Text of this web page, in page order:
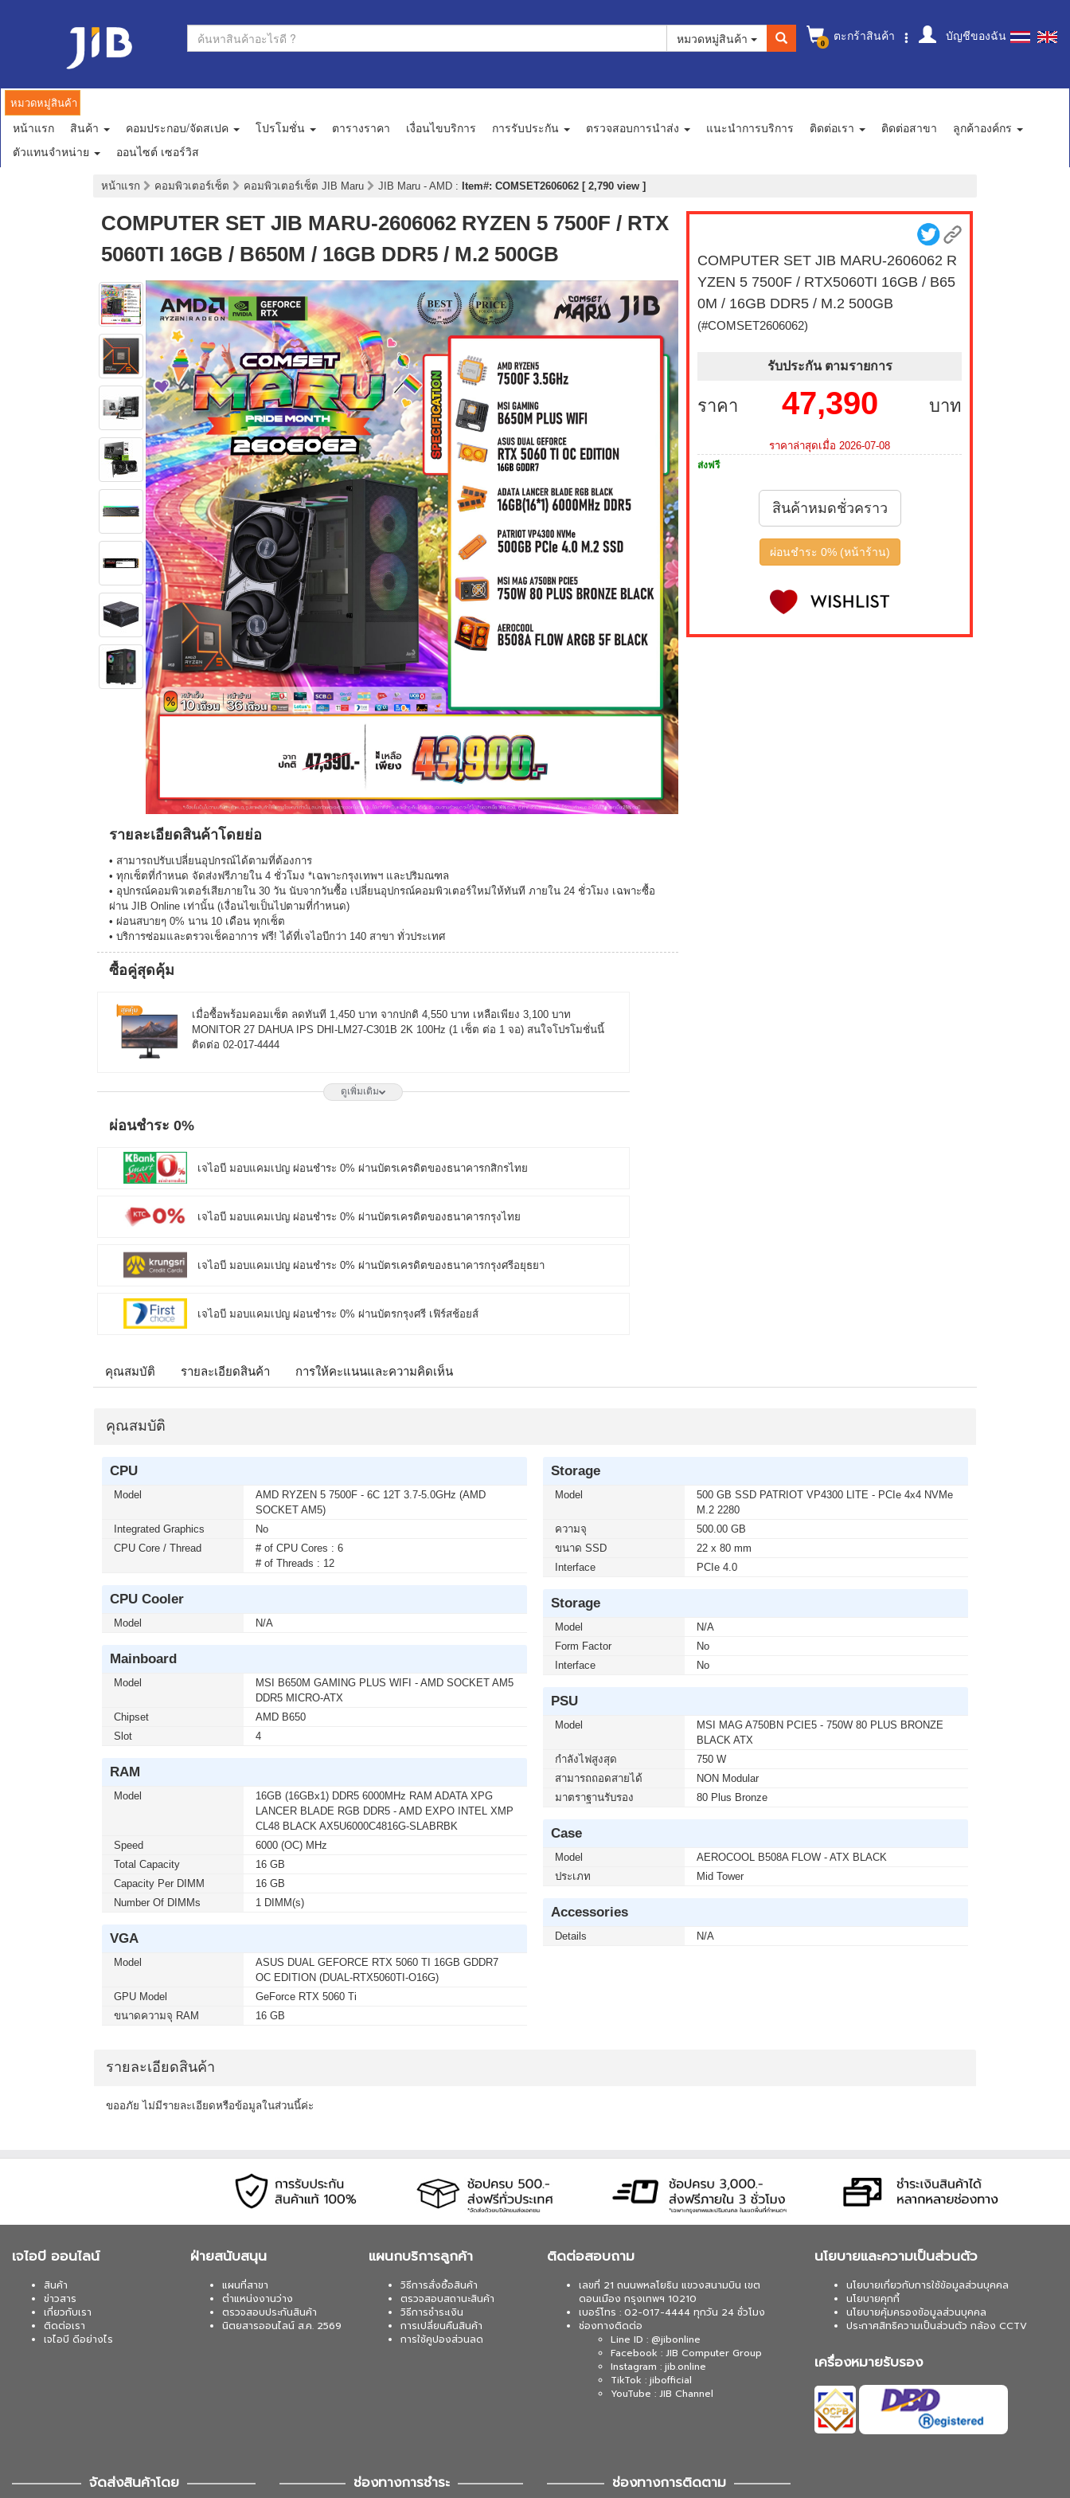
0 ตะกร้าสินค้า บัญชีของฉัน
หมวดหมู่สินค้า
หมวดหมู่สินค้า
หน้าแรก สินค้า คอมประกอบ/จัดสเปค โปรโมชั่น ตารางราคา เงื่อนไขบริการ การรับประกัน ตรวจสอบการนำส่ง แนะนำการบริการ ติดต่อเรา ติดต่อสาขา
ลูกค้าองค์กร
ตัวแทนจำหน่าย
ออนไซต์ เซอร์วิส
หน้าแรก คอมพิวเตอร์เซ็ต คอมพิวเตอร์เซ็ต JIB Maru JIB Maru - AMD : Item#: COMSET2606062 [ 2,790 view ]
COMPUTER SET JIB MARU-2606062 RYZEN 5 7500F / RTX
5060TI 16GB / B650M / 16GB DDR5 / M.2 500GB
รายละเอียดสินค้าโดยย่อ
• สามารถปรับเปลี่ยนอุปกรณ์ได้ตามที่ต้องการ
• ทุกเซ็ตที่กำหนด จัดส่งฟรีภายใน 4 ชั่วโมง *เฉพาะกรุงเทพฯ และปริมณฑล
• อุปกรณ์คอมพิวเตอร์เสียภายใน 30 วัน นับจากวันซื้อ เปลี่ยนอุปกรณ์คอมพิวเตอร์ใหม่ให้ทันที ภายใน 24 ชั่วโมง เฉพาะซื้อ
ผ่าน JIB Online เท่านั้น (เงื่อนไขเป็นไปตามที่กำหนด)
• ผ่อนสบายๆ 0% นาน 10 เดือน ทุกเซ็ต
• บริการซ่อมและตรวจเช็คอาการ ฟรี! ได้ที่เจไอบีกว่า 140 สาขา ทั่วประเทศ
ซื้อคู่สุดคุ้ม
เมื่อซื้อพร้อมคอมเซ็ต ลดทันที 1,450 บาท จากปกติ 4,550 บาท เหลือเพียง 3,100 บาท
MONITOR 27 DAHUA IPS DHI-LM27-C301B 2K 100Hz (1 เซ็ต ต่อ 1 จอ) สนใจโปรโมชั่นนี้
ติดต่อ 02-017-4444
เมื่อซื้อพร้อมคอมเซ็ต ลดทันที 1,750 บาท จากปกติ 6,650 บาท เหลือเพียง 4,900 บาท
ติดต่อ 02-017-4444
โมชั่นนี้ ติดต่อ 02-017-4444
บริการ Onsite Service ติดตั้งคอมพิวเตอร์ถึงบ้านคุณ เมื่อซื้อพร้อมคอมเซ็ต ลดทันที 200 บาท
เมื่อซื้อพร้อมคอมเซ็ต ลดทันที 790 บาท จากปกติ 3,590 บาท เหลือเพียง 2,800 บาท
MONITOR 27 MSI IPS PRO MP273L E14 144Hz FREESYNC (1 เซ็ต ต่อ 1 จอ) สนใจโปร
MONITOR 24.5 GIGABYTE IPS GS25F2A SPEAKERS 240Hz (1 เซ็ต ต่อ 1 จอ) สนใจโปร
เมื่อซื้อพร้อมคอมเซ็ต ลดทันที 4,000 บาท จากปกติ 9,900 บาท เหลือเพียง 5,900 บาท
MONITOR 32 SAMSUNG IPS G5 G50F LS32FG502EEXXT 2K 180Hz G-SYNC-COM (1
เซ็ต ต่อ 1 จอ) สนใจโปรโมชั่นนี้ ติดต่อ 02-017-4444
เมื่อซื้อพร้อมคอมเซ็ต ลดทันที 50 บาท จากปกติ 740 บาท เหลือเพียง 690 บาท
เมื่อซื้อพร้อมคอมเซ็ต ลดทันที 400 บาท จากปกติ 4,090 บาท เหลือเพียง 3,690 บาท
MICROSOFT WINDOWS 11 HOME 64bit Eng Intl 1pk DSP OEI DVD (KW9-00632)(1 เซ็ต
ต่อ 1 อัน) สนใจโปรโมชั่นนี้ ติดต่อ 02-017-4444
เมื่อซื้อพร้อมคอมเซ็ต ลดทันที 400 บาท จากปกติ 4,790 บาท เหลือเพียง 4,390 บาท
MICROSOFT WINDOWS 11 HOME (ENG / 64 BIT / FPP / USB / HAJ-00090) (1 เซ็ต ต่อ 1
อัน) สนใจโปรโมชั่นนี้ ติดต่อ 02-017-4444
เมื่อซื้อพร้อมคอมเซ็ต ลดทันที 750 บาท จากปกติ 5,990 บาท เหลือเพียง 5,240 บาท UPS
SYNDOME (ECO II-2200-LCD) 2000VA/1200WATT(1 เซ็ต ต่อ 1 อัน) สนใจโปรโมชั่นนี้
เมื่อซื้อพร้อมคอมเซ็ต ลดทันที 740 บาท จากปกติ 6,990 บาท เหลือเพียง 6,250 บาท UPS
เมื่อซื้อพร้อมคอมเซ็ต ลดทันที 160 บาท จากปกติ 1,690 บาท เหลือเพียง 1,530 บาท UPS
SYNDOME (ATOM-850-LED) 850VA/360WATT (1 เซ็ต ต่อ 1 อัน) สนใจโปรโมชั่นนี้ ติดต่อ
02-017-4444
SYNDOME (ECO II 1500 LCD) 1500VA/900WATT (1 เซ็ต ต่อ 1 อัน) สนใจโปรโมชั่นนี้ ติดต่อ
ดูเพิ่มเติม
ผ่อนชำระ 0%
เจไอบี มอบแคมเปญ ผ่อนชำระ 0% ผ่านบัตรเครดิตของธนาคารกสิกรไทย
เจไอบี มอบแคมเปญ ผ่อนชำระ 0% ผ่านบัตรเครดิตของธนาคารกรุงไทย
เจไอบี มอบแคมเปญ ผ่อนชำระ 0% ผ่านบัตรเครดิตของธนาคารกรุงศรีอยุธยา
เจไอบี มอบแคมเปญ ผ่อนชำระ 0% ผ่านบัตรกรุงศรี เฟิร์สช้อยส์
COMPUTER SET JIB MARU-2606062 R
YZEN 5 7500F / RTX5060TI 16GB / B65
0M / 16GB DDR5 / M.2 500GB
(#COMSET2606062)
รับประกัน ตามรายการ
ราคา บาท
47,390
ราคาล่าสุดเมื่อ 2026-07-08
ส่งฟรี
สินค้าหมดชั่วคราว
ผ่อนชำระ 0% (หน้าร้าน)
คุณสมบัติ รายละเอียดสินค้า การให้คะแนนและความคิดเห็น
คุณสมบัติ
CPU
Model
AMD RYZEN 5 7500F - 6C 12T 3.7-5.0GHz (AMD
SOCKET AM5)
Integrated Graphics
No
CPU Core / Thread
# of CPU Cores : 6
# of Threads : 12
CPU Cooler
Model N/A
Mainboard
Model
MSI B650M GAMING PLUS WIFI - AMD SOCKET AM5
DDR5 MICRO-ATX
Chipset
AMD B650
Slot
4
RAM
Model
16GB (16GBx1) DDR5 6000MHz RAM ADATA XPG
LANCER BLADE RGB DDR5 - AMD EXPO INTEL XMP
CL48 BLACK AX5U6000C4816G-SLABRBK
Speed
6000 (OC) MHz
Total Capacity
16 GB
Capacity Per DIMM
16 GB
Number Of DIMMs
1 DIMM(s)
VGA
Model
ASUS DUAL GEFORCE RTX 5060 TI 16GB GDDR7
OC EDITION (DUAL-RTX5060TI-O16G)
GPU Model
GeForce RTX 5060 Ti
ขนาดความจุ RAM
16 GB
Storage
Model
500 GB SSD PATRIOT VP4300 LITE - PCIe 4x4 NVMe
M.2 2280
ความจุ
500.00 GB
ขนาด SSD
22 x 80 mm
Interface
PCIe 4.0
Storage
Model
N/A
Form Factor
No
Interface
No
PSU
Model
MSI MAG A750BN PCIE5 - 750W 80 PLUS BRONZE
BLACK ATX
กำลังไฟสูงสุด
750 W
สามารถถอดสายได้
NON Modular
มาตราฐานรับรอง
80 Plus Bronze
Case
Model
AEROCOOL B508A FLOW - ATX BLACK
ประเภท
Mid Tower
Accessories
Details N/A
รายละเอียดสินค้า
ขออภัย ไม่มีรายละเอียดหรือข้อมูลในส่วนนี้ค่ะ
เจไอบี ออนไลน์
สินค้า
ข่าวสาร
เกี่ยวกับเรา
ติดต่อเรา
เจไอบี ดีอย่างไร
ฝ่ายสนับสนุน
แผนที่สาขา
ตำแหน่งงานว่าง
ตรวจสอบประกันสินค้า
นิตยสารออนไลน์ ส.ค. 2569
แผนกบริการลูกค้า
วิธีการสั่งซื้อสินค้า
ตรวจสอบสถานะสินค้า
วิธีการชำระเงิน
การเปลี่ยนคืนสินค้า
การใช้คูปองส่วนลด
ติดต่อสอบถาม
เลขที่ 21 ถนนพหลโยธิน แขวงสนามบิน เขต
ดอนเมือง กรุงเทพฯ 10210
เบอร์โทร : 02-017-4444 ทุกวัน 24 ชั่วโมง
ช่องทางติดต่อ
Line ID : @jibonline
Facebook : JIB Computer Group
Instagram : jib.online
TikTok : jibofficial
YouTube : JIB Channel
นโยบายและความเป็นส่วนตัว
นโยบายเกี่ยวกับการใช้ข้อมูลส่วนบุคคล
นโยบายคุกกี้
นโยบายคุ้มครองข้อมูลส่วนบุคคล
ประกาศสิทธิความเป็นส่วนตัว กล้อง CCTV
เครื่องหมายรับรอง
จัดส่งสินค้าโดย ช่องทางการชำระ ช่องทางการติดตาม